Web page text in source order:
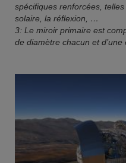
spécifiques renforcées,
solaire, la réflexion, …
3: Le miroir primaire est
de diamètre chacun et d’une